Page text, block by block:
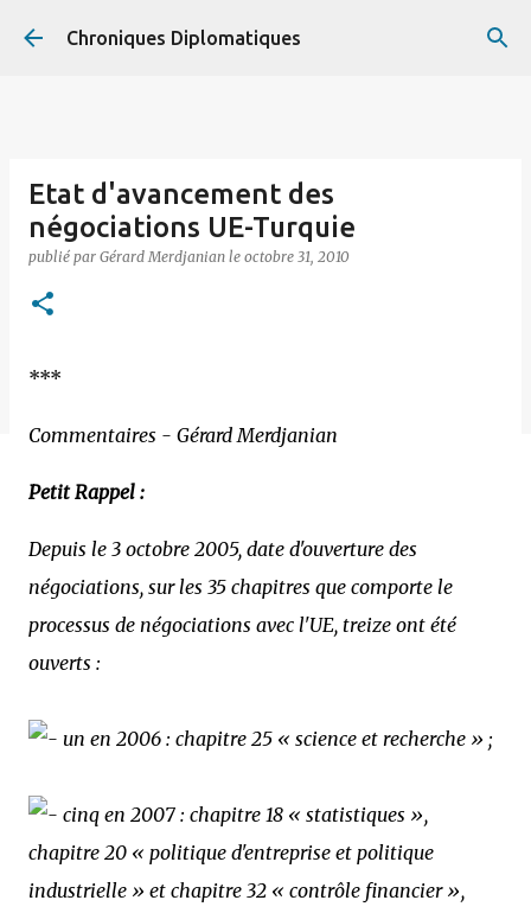
Accéder au contenu principal
Chroniques Diplomatiques
Etat d'avancement des
négociations UE-Turquie
publié par Gérard Merdjanian le octobre 31, 2010
***
Commentaires - Gérard Merdjanian
Petit Rappel :
Depuis le 3 octobre 2005, date d'ouverture des
négociations, sur les 35 chapitres que comporte le
processus de négociations avec l'UE, treize ont été
ouverts :
un en 2006 : chapitre 25 « science et recherche » ;
cinq en 2007 : chapitre 18 « statistiques »,
chapitre 20 « politique d'entreprise et politique
industrielle » et chapitre 32 « contrôle financier »,